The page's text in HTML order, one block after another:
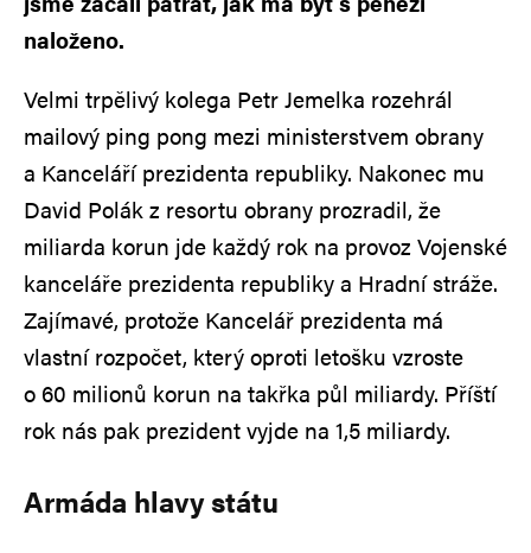
naloženo.
Velmi trpělivý kolega Petr Jemelka rozehrál
mailový ping pong mezi ministerstvem obrany
a Kanceláří prezidenta republiky. Nakonec mu
David Polák z resortu obrany prozradil, že
miliarda korun jde každý rok na provoz Vojenské
kanceláře prezidenta republiky a Hradní stráže.
Zajímavé, protože Kancelář prezidenta má
vlastní rozpočet, který oproti letošku vzroste
o 60 milionů korun na takřka půl miliardy. Příští
rok nás pak prezident vyjde na 1,5 miliardy.
Armáda hlavy státu